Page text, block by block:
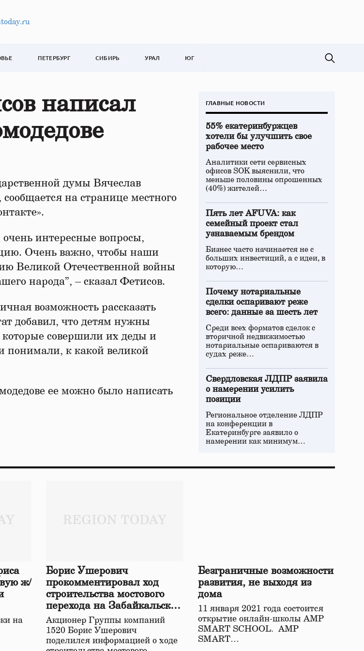
ПЕТЕРБУРГ СИБИРЬ УРАЛ ЮГ
написал
думы Вячеслав
на странице местного
интересные вопросы,
Очень важно, чтобы наши
Великой Отечественной войны
народа”, – сказал Фетисов.
возможность рассказать
добавил, что детям нужны
совершили их деды и
понимали, к какой великой
ее можно было написать
ГЛАВНЫЕ НОВОСТИ
55% екатеринбуржцев
хотели бы улучшить свое
рабочее место
Аналитики сети сервисных
офисов SOK выяснили, что
меньше половины опрошенных
(40%) жителей…
Пять лет AFUVA: как
семейный проект стал
узнаваемым брендом
Бизнес часто начинается не с
больших инвестиций, а с идеи, в
которую…
Почему нотариальные
сделки оспаривают реже
всего: данные за шесть лет
Среди всех форматов сделок с
вторичной недвижимостью
нотариальные оспариваются в
судах реже…
Свердловская ЛДПР заявила
о намерении усилить
позиции
Региональное отделение ЛДПР
на конференции в
Екатеринбурге заявило о
намерении как минимум…
ж/
на
Борис Ушерович
прокомментировал ход
строительства мостового
перехода на Забайкальской
железной дороге
Акционер Группы компаний
1520 Борис Ушерович
поделился информацией о ходе
Безграничные возможности
развития, не выходя из
дома
11 января 2021 года состоится
открытие онлайн-школы АМР
SMART SCHOOL. АМР
SMART…